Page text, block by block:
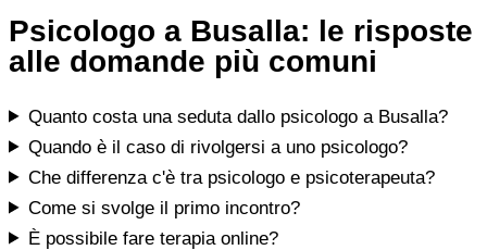
Psicologo a Busalla: le risposte
alle domande più comuni
Quanto costa una seduta dallo psicologo a Busalla?
Quando è il caso di rivolgersi a uno psicologo?
Che differenza c'è tra psicologo e psicoterapeuta?
Come si svolge il primo incontro?
È possibile fare terapia online?